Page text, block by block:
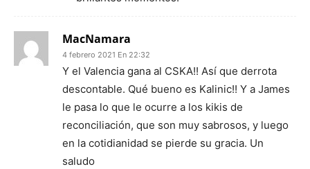
MacNamara
4 febrero 2021 En 22:32
Y el Valencia gana al CSKA!! Así que derrota
descontable. Qué bueno es Kalinic!! Y a James
le pasa lo que le ocurre a los kikis de
reconciliación, que son muy sabrosos, y luego
en la cotidianidad se pierde su gracia. Un
saludo